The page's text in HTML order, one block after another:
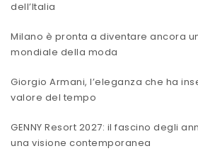
dell’Italia
Milano è pronta a diventare ancora
mondiale della moda
Giorgio Armani, l’eleganza che ha
valore del tempo
GENNY Resort 2027: il fascino degli
una visione contemporanea